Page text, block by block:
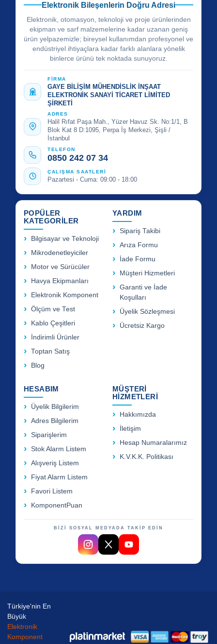
Elektronik Bileşenlerin Doğru Adresi
Elektronik, otomasyon, teknoloji ve proje ürünlerinden
ekipman ve sarf malzemelerine kadar uzanan geniş
ürün yelpazemizle; bireysel kullanımdan profesyonel ve
endüstriyel ihtiyaçlara kadar farklı alanlara yönelik
binlerce ürünü tek noktada sunuyoruz.
FİRMA
GAYE BİLİŞİM MÜHENDİSLİK İNŞAAT
ELEKTRONİK SANAYİ TİCARET LİMİTED
ŞİRKETİ
ADRES
Halil Rıfat Paşa Mah., Yüzer Havuz Sk. No:1/1, B
Blok Kat 8 D:1095, Perpa İş Merkezi, Şişli /
İstanbul
TELEFON
0850 242 07 34
ÇALIŞMA SAATLERİ
Pazartesi - Cuma: 09:00 - 18:00
POPÜLER
KATEGORİLER
Bilgisayar ve Teknoloji
Mikrodenetleyiciler
Motor ve Sürücüler
Havya Ekipmanları
Elektronik Komponent
Ölçüm ve Test
Kablo Çeşitleri
İndirimli Ürünler
Toptan Satış
Blog
YARDIM
Sipariş Takibi
Arıza Formu
İade Formu
Müşteri Hizmetleri
Garanti ve İade
Koşulları
Üyelik Sözleşmesi
Ücretsiz Kargo
HESABIM
Üyelik Bilgilerim
Adres Bilgilerim
Siparişlerim
Stok Alarm Listem
Alışveriş Listem
Fiyat Alarm Listem
Favori Listem
KomponentPuan
MÜŞTERİ
HİZMETLERİ
Hakkımızda
İletişim
Hesap Numaralarımız
K.V.K.K. Politikası
BİZİ SOSYAL MEDYADA TAKİP EDİN
Türkiye'nin En
Büyük
Elektronik
Komponent